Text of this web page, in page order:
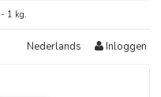
1 kg.
Nederlands Inloggen